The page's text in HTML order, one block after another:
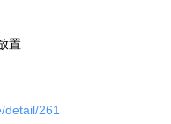
置
detail/261